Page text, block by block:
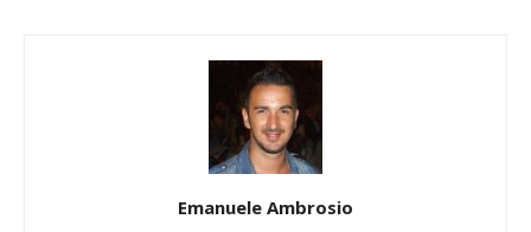
Emanuele Ambrosio